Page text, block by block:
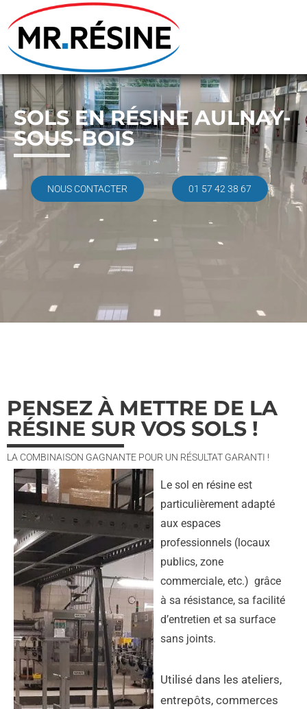
SOLS EN RÉSINE AULNAY-
SOUS-BOIS
NOUS CONTACTER 01 57 42 38 67
PENSEZ À METTRE DE LA
RÉSINE SUR VOS SOLS !
LA COMBINAISON GAGNANTE POUR UN RÉSULTAT GARANTI !
Le sol en résine est
particulièrement adapté
aux espaces
professionnels (locaux
publics, zone
commerciale, etc.) grâce
à sa résistance, sa facilité
d’entretien et sa surface
sans joints.
Utilisé dans les ateliers,
entrepôts, commerces